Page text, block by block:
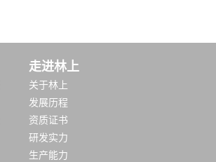
走进林上
关于林上
发展历程
资质证书
研发实力
生产能力